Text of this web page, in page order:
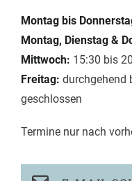
Montag bis
Montag, Dienstag &
Mittwoch: 15:30 bis
Freitag: durchgehend
geschlossen
Termine nur nach